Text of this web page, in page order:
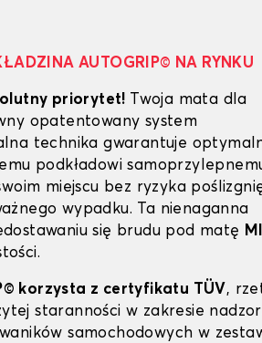
AUTOGRIP© NA RYNKU
priorytet! Twoja mata dla
opatentowany system
technika gwarantuje
podkładowi
miejscu bez ryzyka
wypadku. Ta nienaganna
się brudu pod matę
korzysta z certyfikatu TÜV,
staranności w zakresie
samochodowych w